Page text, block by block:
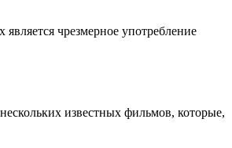
чрезмерное употребление
известных фильмов, которые,